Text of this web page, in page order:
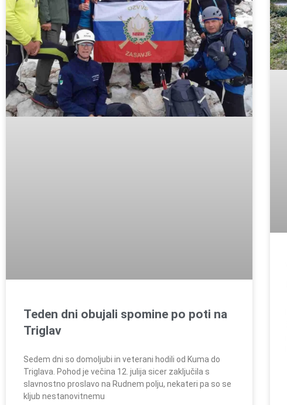
Teden dni obujali spomine po poti na
Triglav
Sedem dni so domoljubi in veterani hodili od Kuma do
Triglava. Pohod je večina 12. julija sicer zaključila s
slavnostno proslavo na Rudnem polju, nekateri pa so se
kljub nestanovitnemu